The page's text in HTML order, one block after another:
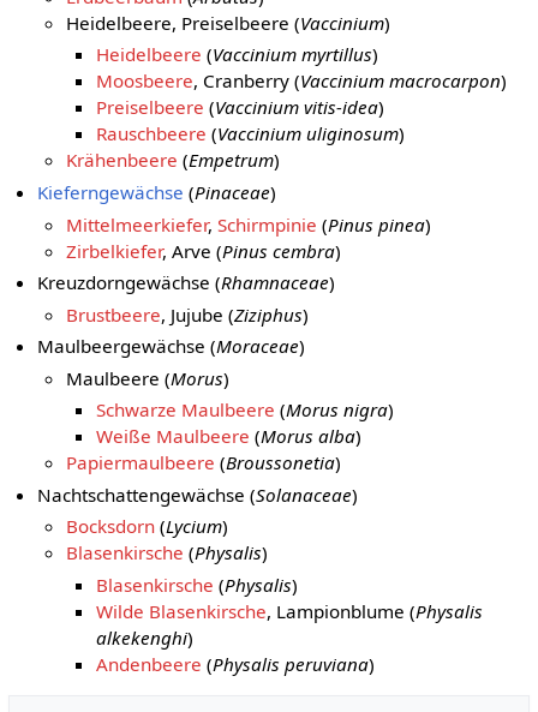
Heidelbeere, Preiselbeere (Vaccinium)
Heidelbeere (Vaccinium myrtillus)
Moosbeere, Cranberry (Vaccinium macrocarpon)
Preiselbeere (Vaccinium vitis-idea)
Rauschbeere (Vaccinium uliginosum)
Krähenbeere (Empetrum)
Kieferngewächse (Pinaceae)
Mittelmeerkiefer,Schirmpinie (Pinus pinea)
Zirbelkiefer, Arve (Pinus cembra)
Kreuzdorngewächse (Rhamnaceae)
Brustbeere, Jujube (Ziziphus)
Maulbeergewächse (Moraceae)
Maulbeere (Morus)
Schwarze Maulbeere (Morus nigra)
Weiße Maulbeere (Morus alba)
Papiermaulbeere (Broussonetia)
Nachtschattengewächse (Solanaceae)
Bocksdorn (Lycium)
Blasenkirsche (Physalis)
Blasenkirsche (Physalis)
Wilde Blasenkirsche, Lampionblume (Physalis
alkekenghi)
Andenbeere (Physalis peruviana)